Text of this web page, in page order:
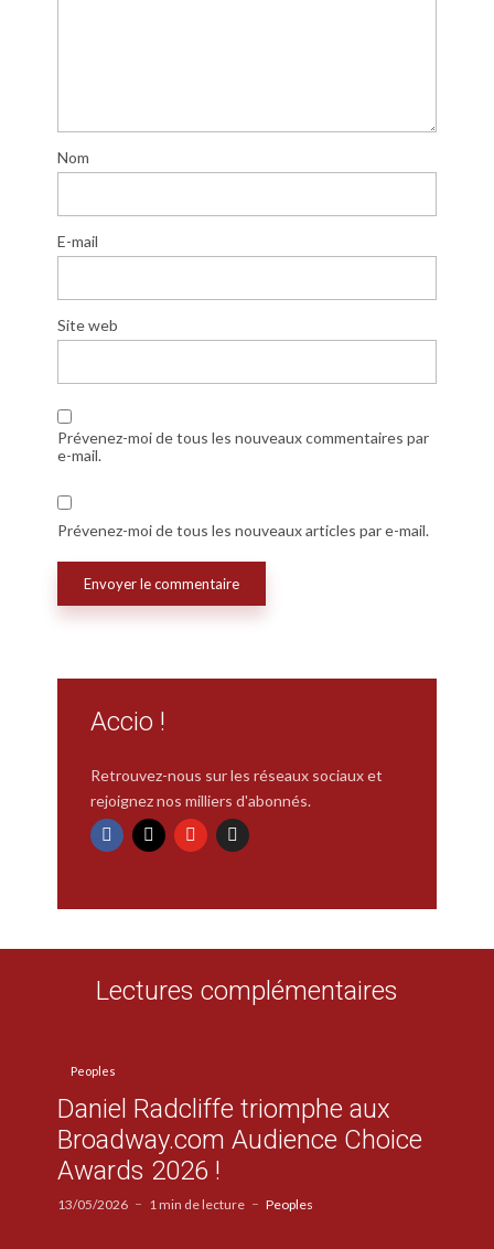
Nom
E-mail
Site web
Prévenez-moi de tous les nouveaux commentaires par
e-mail.
Prévenez-moi de tous les nouveaux articles par e-mail.
Accio !
Retrouvez-nous sur les réseaux sociaux et
rejoignez nos milliers d'abonnés.
Lectures complémentaires
Peoples
Daniel Radcliffe triomphe aux
Broadway.com Audience Choice
Awards 2026 !
13/05/2026 1 min de lecture Peoples